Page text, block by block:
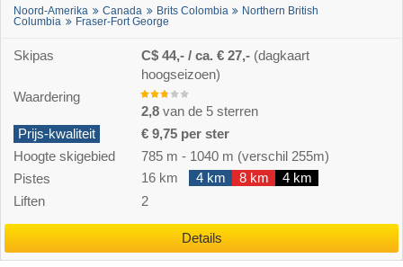
Noord-Amerika Canada Brits Colombia
Northern British
Columbia
Fraser-Fort George
Skipas C$ 44,- / ca. € 27,- (dagkaart
hoogseizoen)
Waardering
2,8 van de 5 sterren
Prijs-kwaliteit
€ 9,75 per ster
Hoogte skigebied
785 m - 1040 m (verschil 255m)
Pistes
16 km 4 km 8 km
4 km
Liften
2
Details